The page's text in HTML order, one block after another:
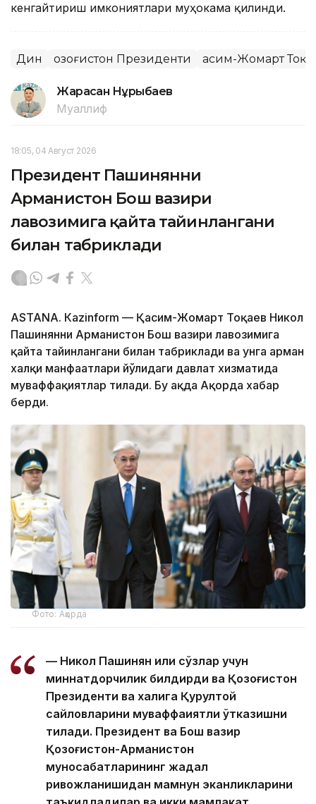
кенгайтириш имкониятлари муҳокама қилинди.
Дин Қозоғистон Президенти Қасим-Жомарт
Жарасқан Нұрыбаев
Муаллиф
18:05, 04 Август 2026
Президент Пашинянни
Арманистон Бош вазири
лавозимига қайта тайинлангани
билан табриклади
ASTANА. Кazinform — Қасим-Жомарт Тоқаев Никол
Пашинянни Арманистон Бош вазири лавозимига
қайта тайинлангани билан табриклади ва унга арман
халқи манфаатлари йўлидаги давлат хизматида
муваффақиятлар тилади. Бу ҳақда Ақорда хабар
берди.
Фото: Ақорда
— Никол Пашинян илиқ сўзлар учун
миннатдорчилик билдирди ва Қозоғистон
Президенти ва халқига Қурултой
сайловларини муваффақиятли ўтказишни
тилади. Президент ва Бош вазир
Қозоғистон-Арманистон
муносабатларининг жадал
ривожланишидан мамнун эканликларини